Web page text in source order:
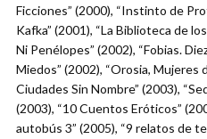
Ficciones” (2000), “Instinto de
Kafka” (2001), “La Biblioteca de
Ni Penélopes” (2002), “Fobias.
Miedos” (2002), “Orosia, Mujeres
Ciudades Sin Nombre” (2003),
(2003), “10 Cuentos Eróticos”
autobús 3” (2005), “9 relatos de